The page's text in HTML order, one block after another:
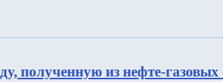
полученную из нефте-